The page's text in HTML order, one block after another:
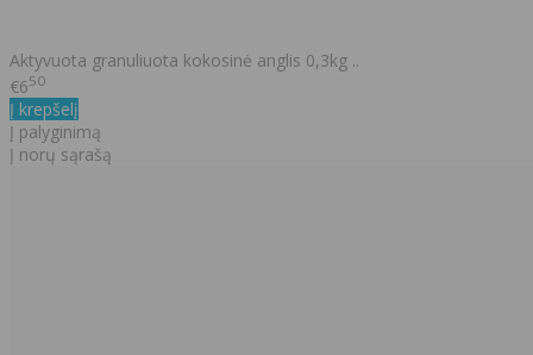
Aktyvuota granuliuota kokosinė anglis 0,3kg ..
€650
Į krepšelį
Į palyginimą
Į norų sąrašą